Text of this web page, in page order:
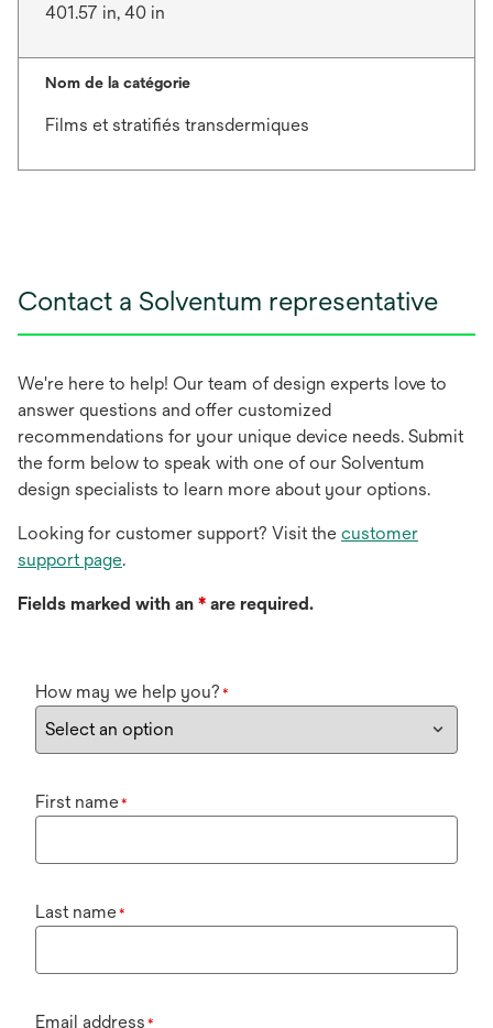
401.57 in, 40 in
Nom de la catégorie
Films et stratifiés transdermiques
Contact a Solventum representative
We're here to help! Our team of design experts love to
answer questions and offer customized
recommendations for your unique device needs. Submit
the form below to speak with one of our Solventum
design specialists to learn more about your options.
Looking for customer support? Visit the customer
support page.
Fields marked with an * are required.
How may we help you? *
First name*
Last name*
Email address *